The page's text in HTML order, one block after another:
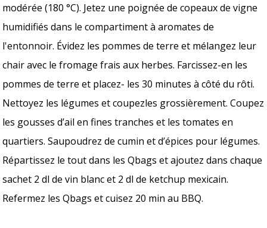
modérée (180 °C). Jetez une poignée de copeaux de vigne
humidifiés dans le compartiment à aromates de
l'entonnoir. Évidez les pommes de terre et mélangez leur
chair avec le fromage frais aux herbes. Farcissez-en les
pommes de terre et placez- les 30 minutes à côté du rôti.
Nettoyez les légumes et coupezles grossièrement. Coupez
les gousses d’ail en fines tranches et les tomates en
quartiers. Saupoudrez de cumin et d’épices pour légumes.
Répartissez le tout dans les Qbags et ajoutez dans chaque
sachet 2 dl de vin blanc et 2 dl de ketchup mexicain.
Refermez les Qbags et cuisez 20 min au BBQ.